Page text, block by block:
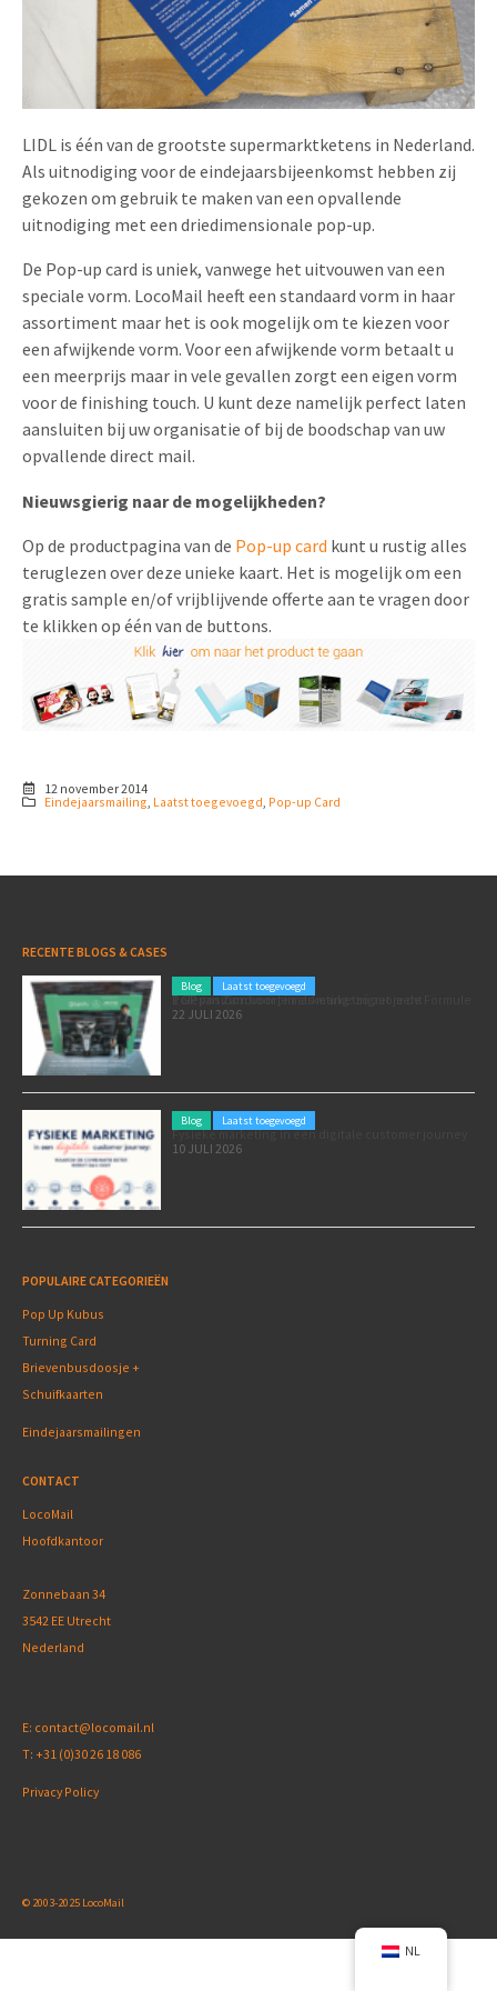
LIDL is één van de grootste supermarktketens in Nederland.
Als uitnodiging voor de eindejaarsbijeenkomst hebben zij
gekozen om gebruik te maken van een opvallende
uitnodiging met een driedimensionale pop-up.
De Pop-up card is uniek, vanwege het uitvouwen van een
speciale vorm. LocoMail heeft een standaard vorm in haar
assortiment maar het is ook mogelijk om te kiezen voor
een afwijkende vorm. Voor een afwijkende vorm betaalt u
een meerprijs maar in vele gevallen zorgt een eigen vorm
voor de finishing touch. U kunt deze namelijk perfect laten
aansluiten bij uw organisatie of bij de boodschap van uw
opvallende direct mail.
Nieuwsgierig naar de mogelijkheden?
Op de productpagina van de Pop-up card kunt u rustig alles
teruglezen over deze unieke kaart. Het is mogelijk om een
gratis sample en/of vrijblijvende offerte aan te vragen door
te klikken op één van de buttons.
12 november 2014
Eindejaarsmailing Laatst toegevoegd Pop-up Card
RECENTE BLOGS & CASES
Blog Laatst toegevoegd
Poleposition voor je marketing: zó zet je de Formule 1 GP van Zandvoort in als marketingmoment
22 JULI 2026
Blog Laatst toegevoegd
Fysieke marketing in een digitale customer journey
10 JULI 2026
POPULAIRE CATEGORIEËN
Pop Up Kubus
Turning Card
Brievenbusdoosje +
Schuifkaarten
Eindejaarsmailingen
CONTACT
LocoMail
Hoofdkantoor
Zonnebaan 34
3542 EE Utrecht
Nederland
E: contact@locomail.nl
T: +31 (0)30 26 18 086
Privacy Policy
© 2003-2025 LocoMail
Pop-up Kaarten
Geluidskaarten
Lenticular Cards
Twin Sliders
Tabkaarten
Budget kaarten
Andere opvallende mailings
Alle producten
Media Marketing
Automotive Marketing
Non-profit Marketing
Marketing in de Zorg
Duurzame Marketing
Marketing voor Scholen
Horeca Marketing
Food Marketing
Uitnodigingen
Product Introductie
Kalender maken
Klantenbinding
Over Ons
Vacatures
Contactgegevens
Duurzaamheid
NL